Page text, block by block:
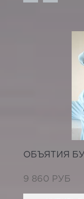
ОБЪЯТИЯ
9 860 РУБ